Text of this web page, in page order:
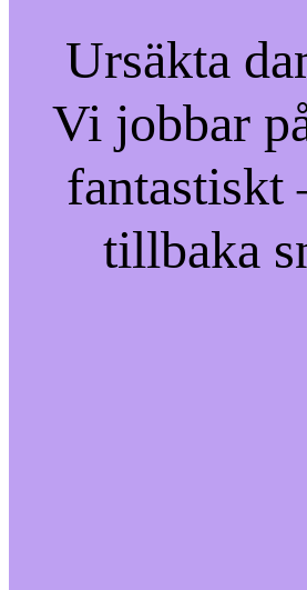
Ursäkta
Vi jobbar
fantastiskt
tillbaka